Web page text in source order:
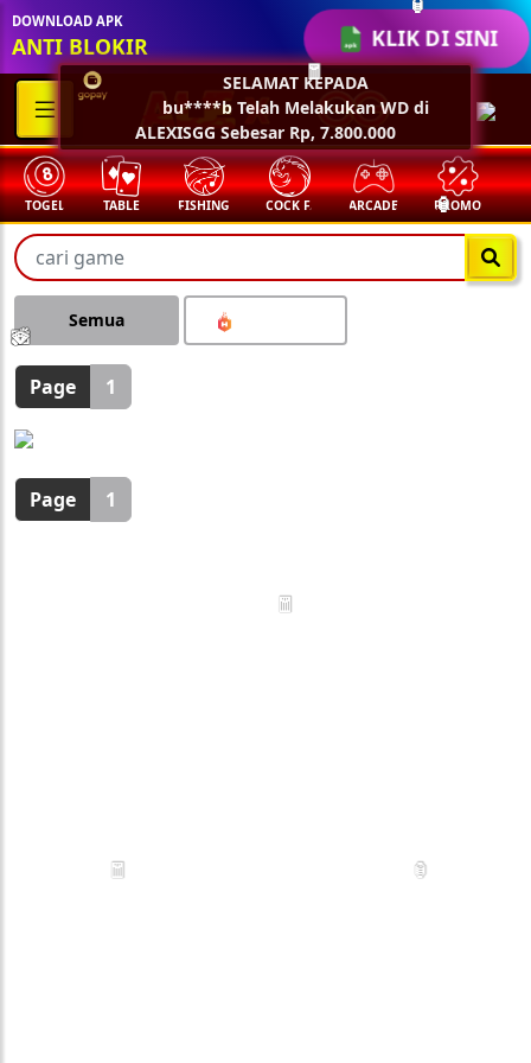
SELAMAT KEPADA
bu****b Telah Melakukan WD di
ALEXISGG Sebesar Rp, 7.800.000
🧧
🧧
🧧
🏮
🏮
🏮
💵
💵
💵
💵
🧨
🧨
🧨
🧨
🪭
🪭
🪭
🪭
KLIK DI SINI
DOWNLOAD APK
ANTI BLOKIR
TOGEL TABLE FISHING COCK F. ARCADE PROMO
Semua
Page 1
Page 1